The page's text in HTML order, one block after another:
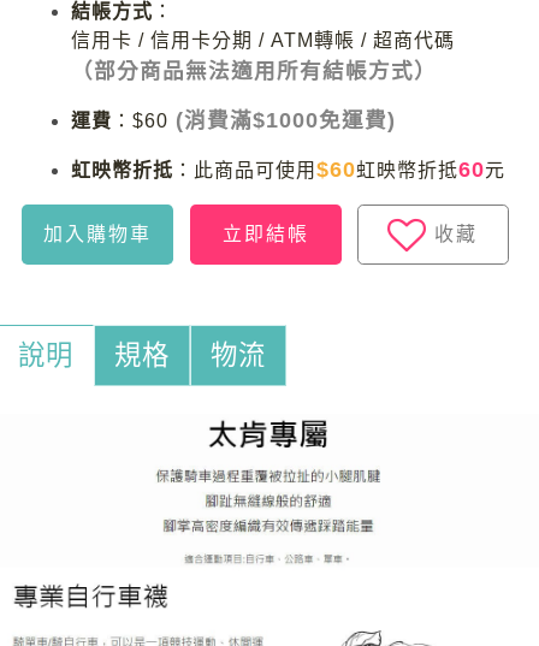
結帳方式 ：
信用卡 / 信用卡分期 / ATM轉帳 / 超商代碼
（部分商品無法適用所有結帳方式）
運費 ： $60 (消費滿$1000免運費)
虹映幣折抵 ： 此商品可使用 $60虹映幣折抵60元
加入購物車 立即結帳 收藏
說明 規格 物流